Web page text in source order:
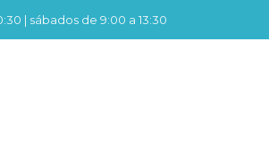
| sábados de 9:00 a 13:30